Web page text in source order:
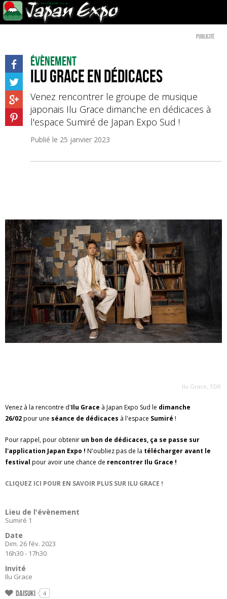
Publicité
Évènement
Ilu Grace en dédicaces
Venez rencontrer le groupe de musique
japonais Ilu Grace dimanche en dédicaces à
l'espace Sumiré de Japan Expo Sud !
Publié le 25 janvier 2023
Ilu Grace, TDR
Venez à la rencontre d'Ilu Grace à Japan Expo Sud le dimanche
26/02pour une séance de dédicaces à l'espace Sumiré !
Pour rappel,pour obtenir un bon de dédicaces, ça se passe sur
l'application Japan Expo ! N'oubliez pas de la télécharger avant le
festival pour avoir une chance de rencontrer Ilu Grace !
CLIQUEZ ICI POUR EN SAVOIR PLUS SUR ILU GRACE !
Lieu de l'évènement
Sumiré 1
Date
Dim. 26 fév. 2023
16h30 - 17h30
Invité
Ilu Grace
Daisuki 4